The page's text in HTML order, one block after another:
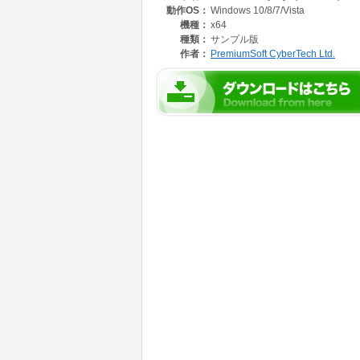
Navicat 12 には事前定義されたスニペットが
ズしたスニペットも作成が可能。スニペット
削減したり潜在的なエラーを削減したりするこ
追加キーワードやサジェスチョン(提案機能)
てオートコンプリート(自動補完機能)の効率
に追加しましたので、スニペットのサジェス
構文)を素早く書くことが可能です。
動作OS： Windows 10/8/7/Vista
機種： x64
種類： サンプル版
作者： PremiumSoft CyberTech Ltd.